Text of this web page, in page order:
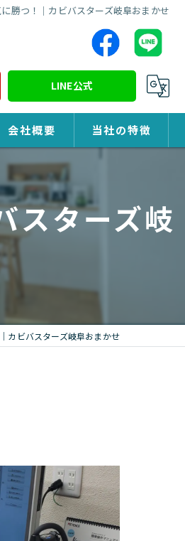
勝つ！｜カビバスターズ岐阜おまかせ
LINE公式
会社概要 当社の特徴
除カビ
スターズ岐
カビバスターズ岐阜おまかせ